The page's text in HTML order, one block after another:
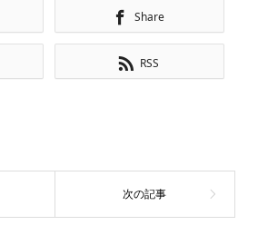
Share
RSS